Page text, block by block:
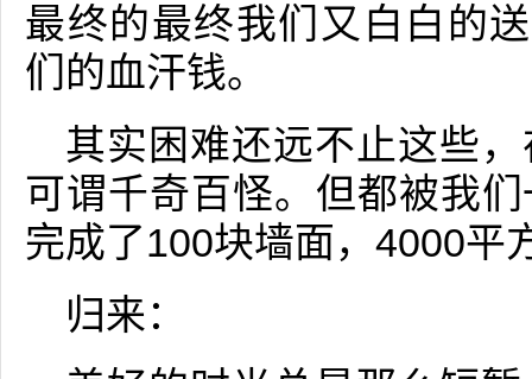
最终的最终我们又白白的
们的血汗钱。
其实困难还远不止这些
可谓千奇百怪。但都被我
完成了100块墙面，4000平
归来：